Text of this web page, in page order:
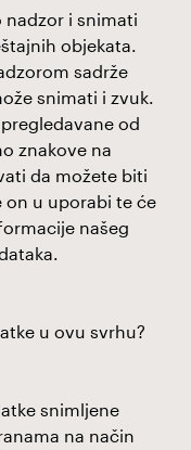
i snimati
objekata.
sadrže
snimati i zvuk.
od
znakove na
da možete biti
on u uporabi te će
našeg
u ovu svrhu?
snimljene
na način